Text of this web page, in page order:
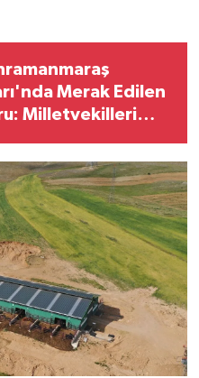
Merak Edilen
Milletvekilleri